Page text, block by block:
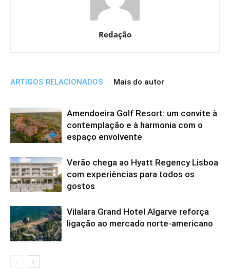
Redação
ARTIGOS RELACIONADOS Mais do autor
Amendoeira Golf Resort: um convite à
contemplação e à harmonia com o
espaço envolvente
Verão chega ao Hyatt Regency Lisboa
com experiências para todos os
gostos
Vilalara Grand Hotel Algarve reforça
ligação ao mercado norte-americano